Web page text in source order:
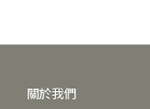
關於我們